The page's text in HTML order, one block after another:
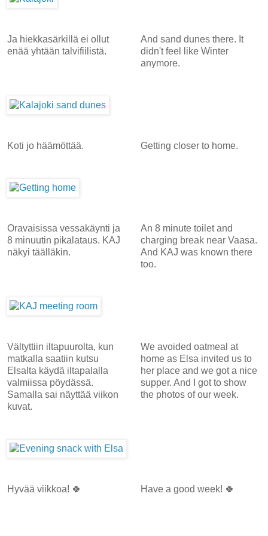
Ja hiekkasärkillä ei ollut
enää yhtään talvifiilistä.
And sand dunes there. It
didn't feel like Winter
anymore.
Koti jo häämöttää. Getting closer to home.
Oravaisissa vessakäynti ja
8 minuutin pikalataus. KAJ
näkyi täälläkin.
An 8 minute toilet and
charging break near Vaasa.
And KAJ was known there
too.
Vältyttiin iltapuurolta, kun
matkalla saatiin kutsu
Elsalta käydä iltapalalla
valmiissa pöydässä.
Samalla sai näyttää viikon
kuvat.
We avoided oatmeal at
home as Elsa invited us to
her place and we got a nice
supper. And I got to show
the photos of our week.
Hyvää viikkoa! 🍀 Have a good week! 🍀